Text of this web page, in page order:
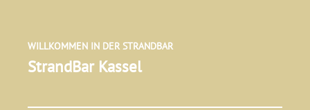
WILLKOMMEN IN DER STRANDBAR
StrandBar Kassel